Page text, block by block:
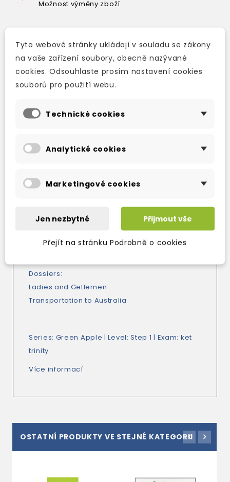
Možnost výměny zboží
Popis
Detaily produktu
Adapted byDerek Sellen
news. Someone has given him a vast amount
gentleman. Who is his mysterious benefactor?
Is it Miss Havisham, the strange lady who lives
in an old house with the beautiful Estella? Life
is full of surprises...
Dossiers:
Ladies and Getlemen
Transportation to Australia
Series: Green Apple | Level:Step 1 | Exam: ket
trinity
Více informací
OSTATNÍ PRODUKTY VE STEJNÉ KATEGORII
Tyto webové stránky ukládají v souladu se zákony
na vaše zařízení soubory, obecně nazývané
cookies. Odsouhlaste prosím nastavení cookies
souborů pro použití webu.
Technické cookies
Analytické cookies
Marketingové cookies
Jen nezbytné Přijmout vše
Přejít na stránku Podrobně o cookies